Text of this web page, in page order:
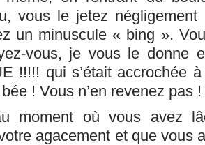
vous le jetez
un minuscule « bing ».
vous, je vous le donne
!!!!! qui s’était accrochée
! Vous n’en revenez pas !
moment où vous avez
agacement et que vous